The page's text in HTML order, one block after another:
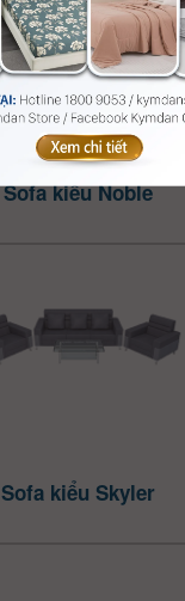
Sofa kiểu Noble
Sofa kiểu Skyler